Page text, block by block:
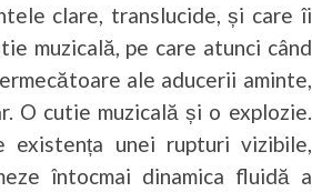
clare, translucide, și care îi
muzicală, pe care atunci când
ale aducerii aminte,
O cutie muzicală și o explozie.
existența unei rupturi vizibile,
întocmai dinamica fluidă a